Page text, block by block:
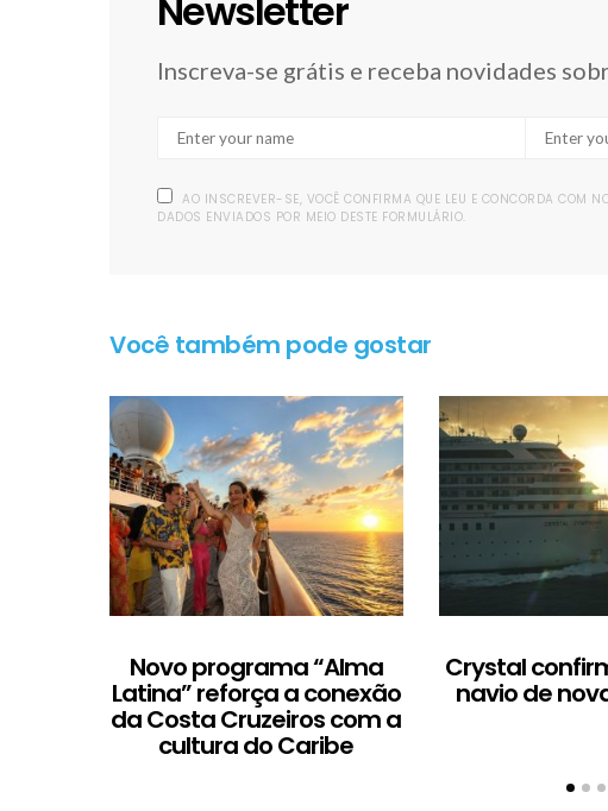
Newsletter
Inscreva-se grátis e receba novidades
AO INSCREVER-SE, VOCÊ CONFIRMA QUE LEU E CONCORDA COM
DADOS ENVIADOS POR MEIO DESTE FORMULÁRIO.
Você também pode gostar
Novo programa “Alma
Latina” reforça a conexão
da Costa Cruzeiros com a
cultura do Caribe
Crystal
navio de